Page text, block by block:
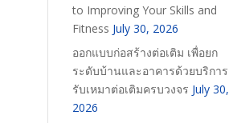
to Improving Your Skills and
Fitness July 30, 2026
ออกแบบก่อสร้างต่อเติม เพื่อยก
ระดับบ้านและอาคารด้วยบริการ
รับเหมาต่อเติมครบวงจร July 30,
2026